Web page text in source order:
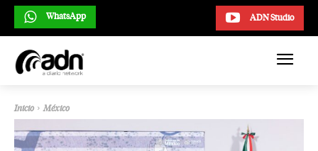
ADN Studio
WhatsApp
Inicio México